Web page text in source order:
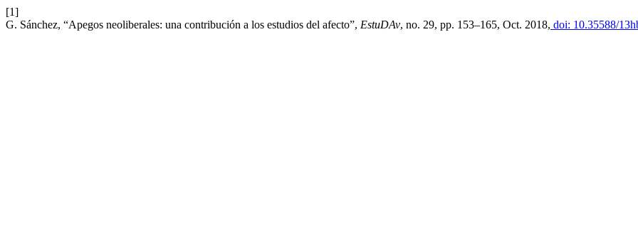
[1]
G. Sánchez, “Apegos neoliberales: una contribución a los estudios del afecto”, EstuDAv, no. 29, pp. 153–165, Oct. 2018, doi: 10.35588/